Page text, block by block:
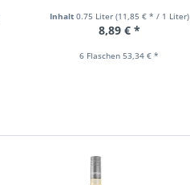
Inhalt 0.75 Liter (11,85 € * / 1 Liter)
8,89 € *
6 Flaschen 53,34 € *